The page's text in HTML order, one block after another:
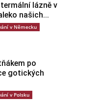
lázně v
našich...
v Německu
po
gotických
v Polsku